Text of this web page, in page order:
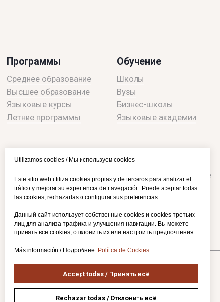
Utilizamos cookies / Мы используем cookies
Este sitio web utiliza cookies propias y de terceros para analizar el
tráfico y mejorar su experiencia de navegación. Puede aceptar todas
las cookies, rechazarlas o configurar sus preferencias.
Данный сайт использует собственные cookies и cookies третьих
лиц для анализа трафика и улучшения навигации. Вы можете
принять все cookies, отклонить их или настроить предпочтения.
Más información / Подробнее: Política de Cookies
Accept todas / Принять всё
Rechazar todas / Отклонить всё